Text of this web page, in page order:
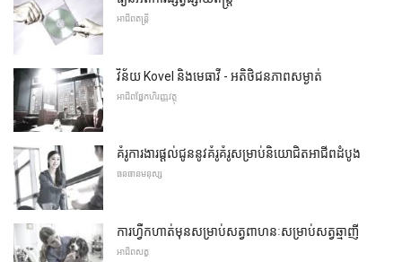
អាជីពតន្ត្រី
វិន័យ Kovel និងមេធាវី - អតិថិជនភាពសម្ងាត់
អាជីពផ្នែកហិរញ្ញវត្ថុ
គំរូការងារផ្តល់ជូននូវគំរូគំរូសម្រាប់និយោជិតអាជីពដំបូង
ធនធានមនុស្ស
ការហ្វឹកហាត់មុនសម្រាប់សត្វពាហនៈសម្រាប់សត្វឆ្មាញី
អាជីពសត្វ